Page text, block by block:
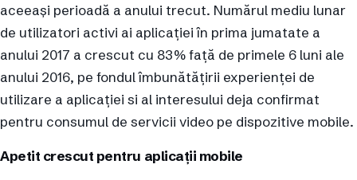
aceeași perioadă a anului trecut. Numărul mediu lunar
de utilizatori activi ai aplicației în prima jumatate a
anului 2017 a crescut cu 83% față de primele 6 luni ale
anului 2016, pe fondul îmbunătățirii experienței de
utilizare a aplicației si al interesului deja confirmat
pentru consumul de servicii video pe dispozitive mobile.
Apetit crescut pentru aplicații mobile